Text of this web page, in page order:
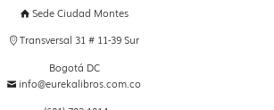
Sede Ciudad Montes
Transversal 31 # 11-39 Sur
Bogotá DC
info@eurekalibros.com.co